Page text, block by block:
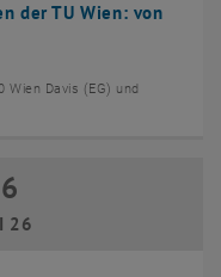
der TU Wien: von
Wien Davis (EG) und
bis 16 Juli 2026
26